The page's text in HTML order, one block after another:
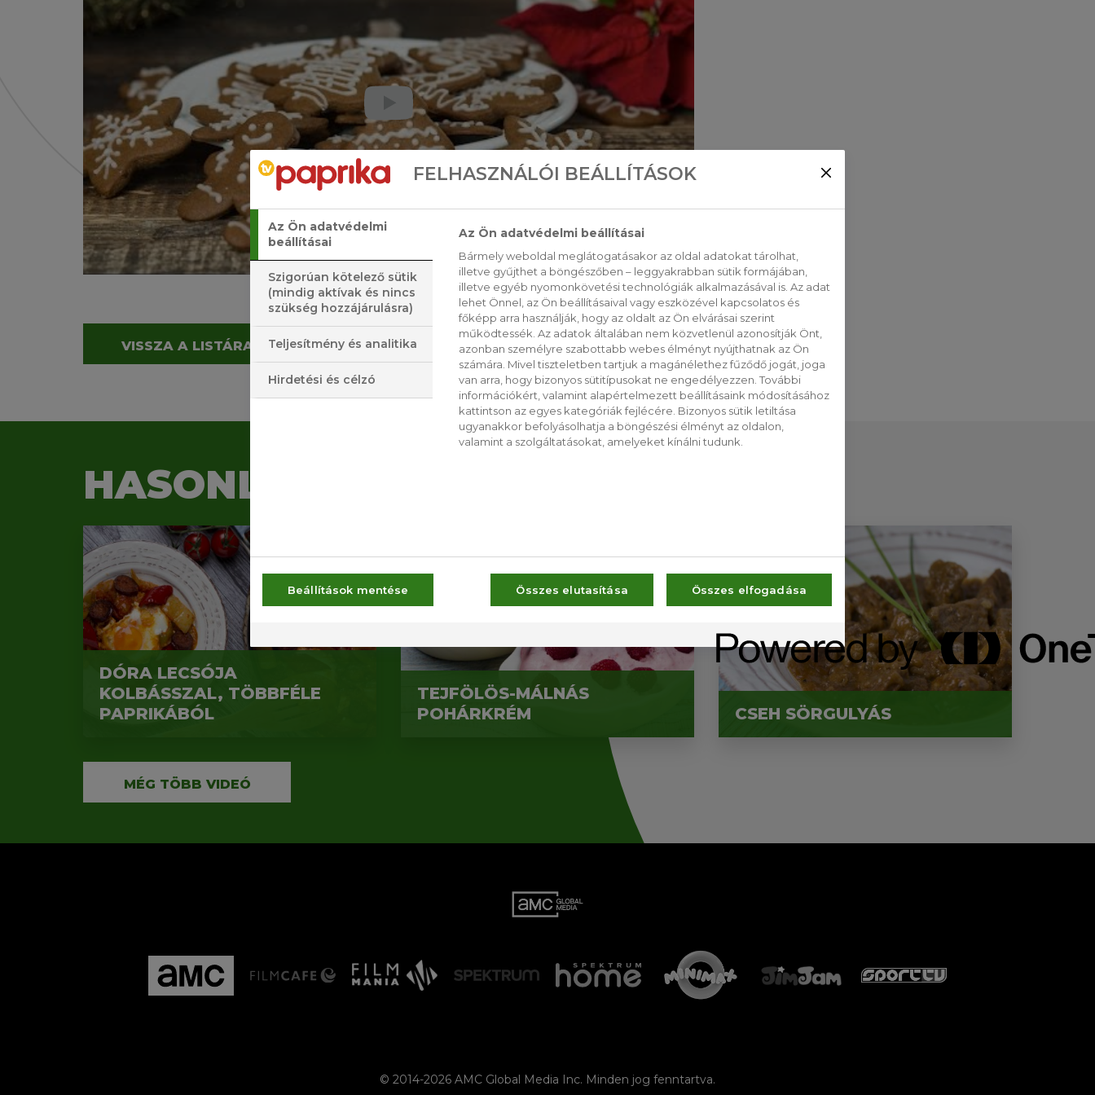
VISSZA A LISTÁRA
HASONLÓ VIDEÓK
DÓRA LECSÓJA
KOLBÁSSZAL, TÖBBFÉLE
PAPRIKÁBÓL
TEJFÖLÖS-MÁLNÁS
POHÁRKRÉM
CSEH SÖRGULYÁS
MÉG TÖBB VIDEÓ
© 2014-2026 AMC Global Media Inc. Minden jog fenntartva.
FELHASZNÁLÓI BEÁLLÍTÁSOK
Az Ön adatvédelmi
beállításai
Szigorúan kötelező sütik
(mindig aktívak és nincs
szükség hozzájárulásra)
Teljesítmény és analitika
Hirdetési és célzó
Az Ön adatvédelmi beállításai
Bármely weboldal meglátogatásakor az oldal adatokat tárolhat,
illetve gyűjthet a böngészőben – leggyakrabban sütik formájában,
illetve egyéb nyomonkövetési technológiák alkalmazásával is. Az adat
lehet Önnel, az Ön beállításaival vagy eszközével kapcsolatos és
főképp arra használják, hogy az oldalt az Ön elvárásai szerint
működtessék. Az adatok általában nem közvetlenül azonosítják Önt,
azonban személyre szabottabb webes élményt nyújthatnak az Ön
számára. Mivel tiszteletben tartjuk a magánélethez fűződő jogát, joga
van arra, hogy bizonyos sütitípusokat ne engedélyezzen. További
információkért, valamint alapértelmezett beállításaink módosításához
kattintson az egyes kategóriák fejlécére. Bizonyos sütik letiltása
ugyanakkor befolyásolhatja a böngészési élményt az oldalon,
valamint a szolgáltatásokat, amelyeket kínálni tudunk.
Beállítások mentése Összes elutasítása Összes elfogadása